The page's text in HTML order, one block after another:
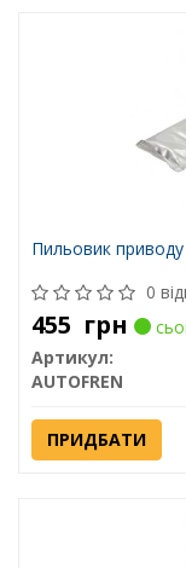
Пильовик
0
455 грн
Артикул:
AUTOFREN
ПРИДБАТИ